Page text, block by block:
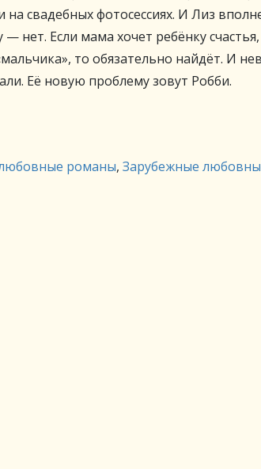
свадебных фотосессиях. И Лиз
нет. Если мама хочет ребёнку
то обязательно найдёт. И
Её новую проблему зовут Робби.
романы, Зарубежные